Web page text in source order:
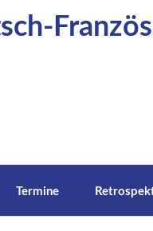
Termine